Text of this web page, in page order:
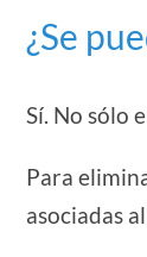
¿Se
Sí. No sólo
Para
asociadas